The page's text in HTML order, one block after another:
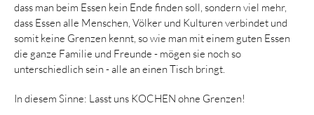
dass man beim Essen kein Ende finden soll, sondern viel mehr,
dass Essen alle Menschen, Völker und Kulturen verbindet und
somit keine Grenzen kennt, so wie man mit einem guten Essen
die ganze Familie und Freunde - mögen sie noch so
unterschiedlich sein - alle an einen Tisch bringt.
In diesem Sinne: Lasst uns KOCHEN ohne Grenzen!